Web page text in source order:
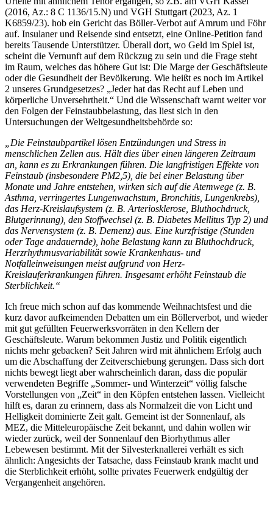
(2016, Az.: 8 C 1136/15.N) und VGH Stuttgart (2023, Az. 1
K6859/23). hob ein Gericht das Böller-Verbot auf Amrum und Föhr
auf. Insulaner und Reisende sind entsetzt, eine Online-Petition fand
bereits Tausende Unterstützer. Überall dort, wo Geld im Spiel ist,
scheint die Vernunft auf dem Rückzug zu sein und die Frage steht
im Raum, welches das höhere Gut ist: Die Marge der Geschäftsleute
oder die Gesundheit der Bevölkerung. Wie heißt es noch im Artikel
2 unseres Grundgesetzes? „Jeder hat das Recht auf Leben und
körperliche Unversehrtheit.“ Und die Wissenschaft warnt weiter vor
den Folgen der Feinstaubbelastung, das liest sich in den
Untersuchungen der Weltgesundheitsbehörde so:
„Die Feinstaubpartikel lösen Entzündungen und Stress in
menschlichen Zellen aus. Hält dies über einen längeren Zeitraum
an, kann es zu Erkrankungen führen. Die langfristigen Effekte von
Feinstaub (insbesondere PM2,5⁠), die bei einer Belastung über
Monate und Jahre entstehen, wirken sich auf die Atemwege (z. B.
Asthma, verringertes Lungenwachstum, Bronchitis, Lungenkrebs),
das Herz-Kreislaufsystem (z. B. Arteriosklerose, Bluthochdruck,
Blutgerinnung), den Stoffwechsel (z. B. Diabetes Mellitus Typ 2) und
das Nervensystem (z. B. Demenz) aus. Eine kurzfristige (Stunden
oder Tage andauernde), hohe Belastung kann zu Bluthochdruck,
Herzrhythmusvariabilität sowie Krankenhaus- und
Notfalleinweisungen meist aufgrund von Herz-
Kreislauferkrankungen führen. Insgesamt erhöht Feinstaub die
Sterblichkeit.“
Ich freue mich schon auf das kommende Weihnachtsfest und die
kurz davor aufkeimenden Debatten um ein Böllerverbot, und wieder
mit gut gefüllten Feuerwerksvorräten in den Kellern der
Geschäftsleute. Warum bekommen Justiz und Politik eigentlich
nichts mehr gebacken? Seit Jahren wird mit ähnlichem Erfolg auch
um die Abschaffung der Zeitverschiebung gerungen. Dass sich dort
nichts bewegt liegt aber wahrscheinlich daran, dass die populär
verwendeten Begriffe „Sommer- und Winterzeit“ völlig falsche
Vorstellungen von „Zeit“ in den Köpfen entstehen lassen. Vielleicht
hilft es, daran zu erinnern, dass als Normalzeit die von Licht und
Helligkeit dominierte Zeit galt. Gemeint ist der Sonnenlauf, als
MEZ, die Mitteleuropäische Zeit bekannt, und dahin wollen wir
wieder zurück, weil der Sonnenlauf den Biorhythmus aller
Lebewesen bestimmt. Mit der Silvesterknallerei verhält es sich
ähnlich: Angesichts der Tatsache, dass Feinstaub krank macht und
die Sterblichkeit erhöht, sollte privates Feuerwerk endgültig der
Vergangenheit angehören.